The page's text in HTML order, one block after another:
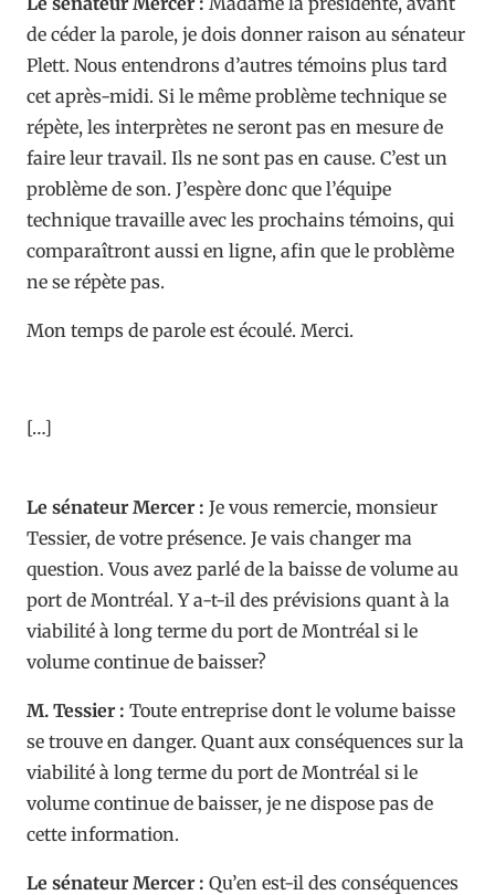
de céder la parole, je dois donner raison au sénateur
Plett. Nous entendrons d’autres témoins plus tard
cet après-midi. Si le même problème technique se
répète, les interprètes ne seront pas en mesure de
faire leur travail. Ils ne sont pas en cause. C’est un
problème de son. J’espère donc que l’équipe
technique travaille avec les prochains témoins, qui
comparaîtront aussi en ligne, afin que le problème
ne se répète pas.
Mon temps de parole est écoulé. Merci.
[…]
Le sénateur Mercer : Je vous remercie, monsieur
Tessier, de votre présence. Je vais changer ma
question. Vous avez parlé de la baisse de volume au
port de Montréal. Y a-t-il des prévisions quant à la
viabilité à long terme du port de Montréal si le
volume continue de baisser?
M. Tessier : Toute entreprise dont le volume baisse
se trouve en danger. Quant aux conséquences sur la
viabilité à long terme du port de Montréal si le
volume continue de baisser, je ne dispose pas de
cette information.
Le sénateur Mercer : Qu’en est-il des conséquences